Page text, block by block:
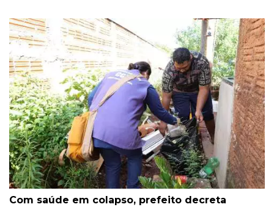
Com saúde em colapso, prefeito decreta